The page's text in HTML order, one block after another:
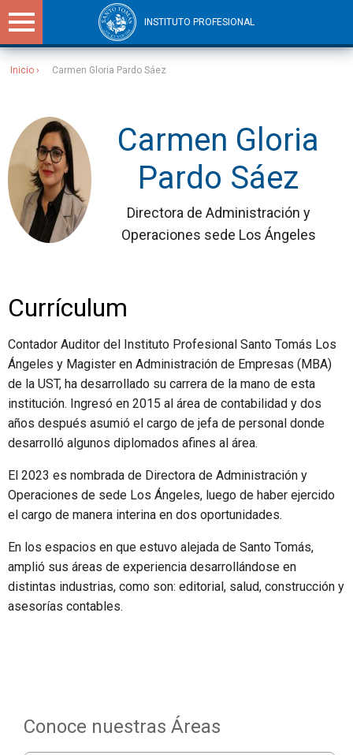
INSTITUTO PROFESIONAL
Inicio Carmen Gloria Pardo Sáez
Carmen Gloria
Pardo Sáez
Directora de Administración y
Operaciones sede Los Ángeles
Currículum
Contador Auditor del Instituto Profesional Santo Tomás Los
Ángeles y Magister en Administración de Empresas (MBA)
de la UST, ha desarrollado su carrera de la mano de esta
institución. Ingresó en 2015 al área de contabilidad y dos
años después asumió el cargo de jefa de personal donde
desarrolló algunos diplomados afines al área.
El 2023 es nombrada de Directora de Administración y
Operaciones de sede Los Ángeles, luego de haber ejercido
el cargo de manera interina en dos oportunidades.
En los espacios en que estuvo alejada de Santo Tomás,
amplió sus áreas de experiencia desarrollándose en
distintas industrias, como son: editorial, salud, construcción y
asesorías contables.
Conoce nuestras Áreas